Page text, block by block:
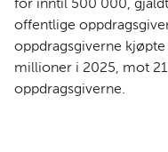
for inntil 500 000,
offentlige
oppdragsgiverne
millioner i 2025, mot
oppdragsgiverne.